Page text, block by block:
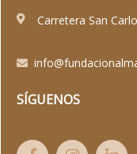
Carretera San
SÍGUENOS